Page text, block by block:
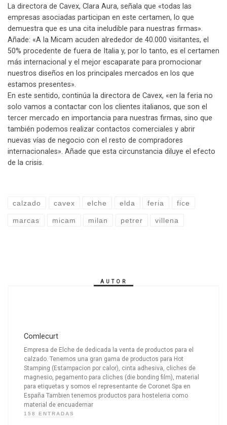
La directora de Cavex, Clara Aura, señala que «todas las
empresas asociadas participan en este certamen, lo que
demuestra que es una cita ineludible para nuestras firmas».
Añade: «A la Micam acuden alrededor de 40.000 visitantes, el
50% procedente de fuera de Italia y, por lo tanto, es el certamen
más internacional y el mejor escaparate para promocionar
nuestros diseños en los principales mercados en los que
estamos presentes».
En este sentido, continúa la directora de Cavex, «en la feria no
solo vamos a contactar con los clientes italianos, que son el
tercer mercado en importancia para nuestras firmas, sino que
también podemos realizar contactos comerciales y abrir
nuevas vías de negocio con el resto de compradores
internacionales». Añade que esta circunstancia diluye el efecto
de la crisis.
calzado cavex elche elda feria fice
marcas micam milan petrer villena
AUTOR
Comlecurt
Empresa de Elche de dedicada la venta de productos para el
calzado. Tenemos una gran gama de productos para Hot
Stamping (Estampacion por calor), cinta adhesiva, cliches de
magnesio, pegamento para cliches (die bonding film), material
para etiquetas y somos el representante de Coronet Spa en
España Tambien tenemos productos para hosteleria como
material de encuadernar
158 ENTRADAS